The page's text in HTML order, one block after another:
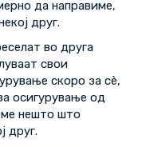
да направиме,
друг.
во друга
свои
скоро за сѐ,
осигурување од
нешто што
друг.